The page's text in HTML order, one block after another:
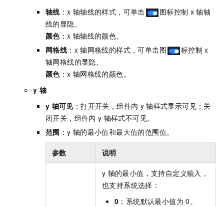
轴线 ：x 轴轴线的样式，可单击 图标控制 x 轴轴
线的显隐。
颜色：x 轴轴线的颜色。
网格线 ：x 轴网格线的样式，可单击图 标控制 x
轴网格线的显隐。
颜色：x 轴网格线的颜色。
y 轴
y 轴可见：打开开关，组件内 y 轴样式显示可见；关
闭开关，组件内 y 轴样式不可见。
范围 ：y 轴的最小值和最大值的范围值。
参数 说明
y 轴的最小值，支持自定义输入，
也支持系统选择：
0 ；系统默认最小值为 0。